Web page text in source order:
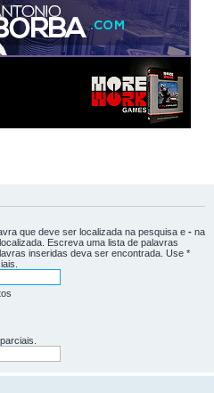
que deve ser localizada na pesquisa e - na
Escreva uma lista de palavras
inseridas deva ser encontrada. Use *